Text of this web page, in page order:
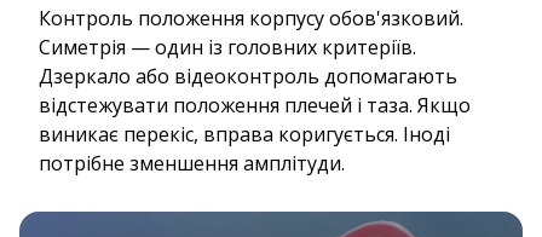
Контроль положення корпусу обов'язковий.
Симетрія — один із головних критеріїв.
Дзеркало або відеоконтроль допомагають
відстежувати положення плечей і таза. Якщо
виникає перекіс, вправа коригується. Іноді
потрібне зменшення амплітуди.